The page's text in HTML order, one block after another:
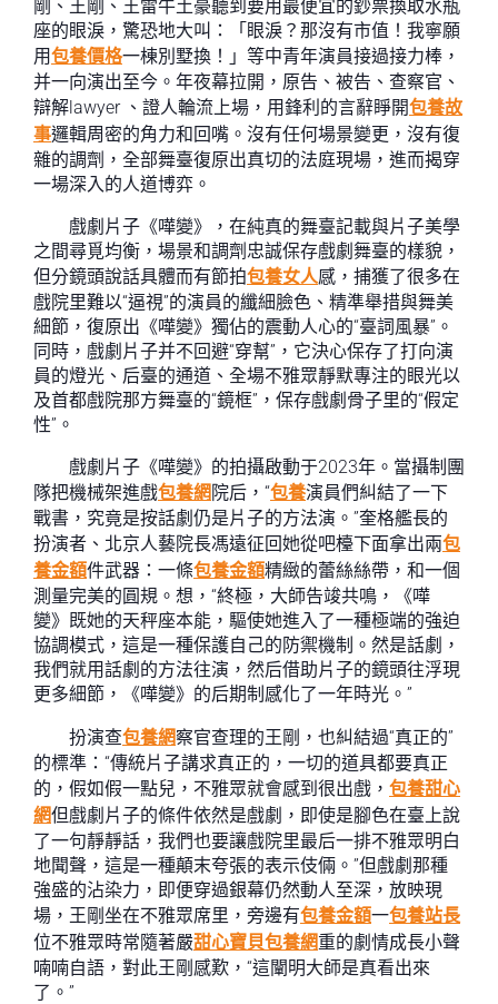
剛、王剛、王雷牛土豪聽到要用最便宜的鈔票換取水瓶
座的眼淚，驚恐地大叫：「眼淚？那沒有市值！我寧願
用包養價格一棟別墅換！」等中青年演員接過接力棒，
并一向演出至今。年夜幕拉開，原告、被告、查察官、
辯解lawyer 、證人輪流上場，用鋒利的言辭睜開包養故
事邏輯周密的角力和回嘴。沒有任何場景變更，沒有復
雜的調劑，全部舞臺復原出真切的法庭現場，進而揭穿
一場深入的人道博弈。
戲劇片子《嘩變》，在純真的舞臺記載與片子美學
之間尋覓均衡，場景和調劑忠誠保存戲劇舞臺的樣貌，
但分鏡頭說話具體而有節拍包養女人感，捕獲了很多在
戲院里難以“逼視”的演員的纖細臉色、精準舉措與舞美
細節，復原出《嘩變》獨佔的震動人心的“臺詞風暴”。
同時，戲劇片子并不回避“穿幫”，它決心保存了打向演
員的燈光、后臺的通道、全場不雅眾靜默專注的眼光以
及首都戲院那方舞臺的“鏡框”，保存戲劇骨子里的“假定
性”。
戲劇片子《嘩變》的拍攝啟動于2023年。當攝制團
隊把機械架進戲包養網 院后，“包養演員們糾結了一下
戰書，究竟是按話劇仍是片子的方法演。”奎格艦長的
扮演者、北京人藝院長馮遠征回她從吧檯下面拿出兩包
養金額件武器：一條包養金額精緻的蕾絲絲帶，和一個
測量完美的圓規。想，“終極，大師告竣共鳴，《嘩
變》既她的天秤座本能，驅使她進入了一種極端的強迫
協調模式，這是一種保護自己的防禦機制。然是話劇，
我們就用話劇的方法往演，然后借助片子的鏡頭往浮現
更多細節，《嘩變》的后期制感化了一年時光。”
扮演查包養網察官查理的王剛，也糾結過“真正的”
的標準：“傳統片子講求真正的，一切的道具都要真正
的，假如假一點兒，不雅眾就會感到很出戲， 包養甜心
網但戲劇片子的條件依然是戲劇，即使是腳色在臺上說
了一句靜靜話，我們也要讓戲院里最后一排不雅眾明白
地聞聲，這是一種顛末夸張的表示伎倆。”但戲劇那種
強盛的沾染力，即便穿過銀幕仍然動人至深，放映現
場，王剛坐在不雅眾席里，旁邊有包養金額一包養站長
位不雅眾時常隨著嚴甜心寶貝包養網重的劇情成長小聲
喃喃自語，對此王剛感歎，“這闡明大師是真看出來
了。”